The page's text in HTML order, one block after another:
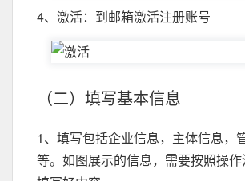
4、激活：到邮箱激活注册账号
（二）填写基本信息
1、填写包括企业信息，主体信息，
等。如图展示的信息，需要按照操